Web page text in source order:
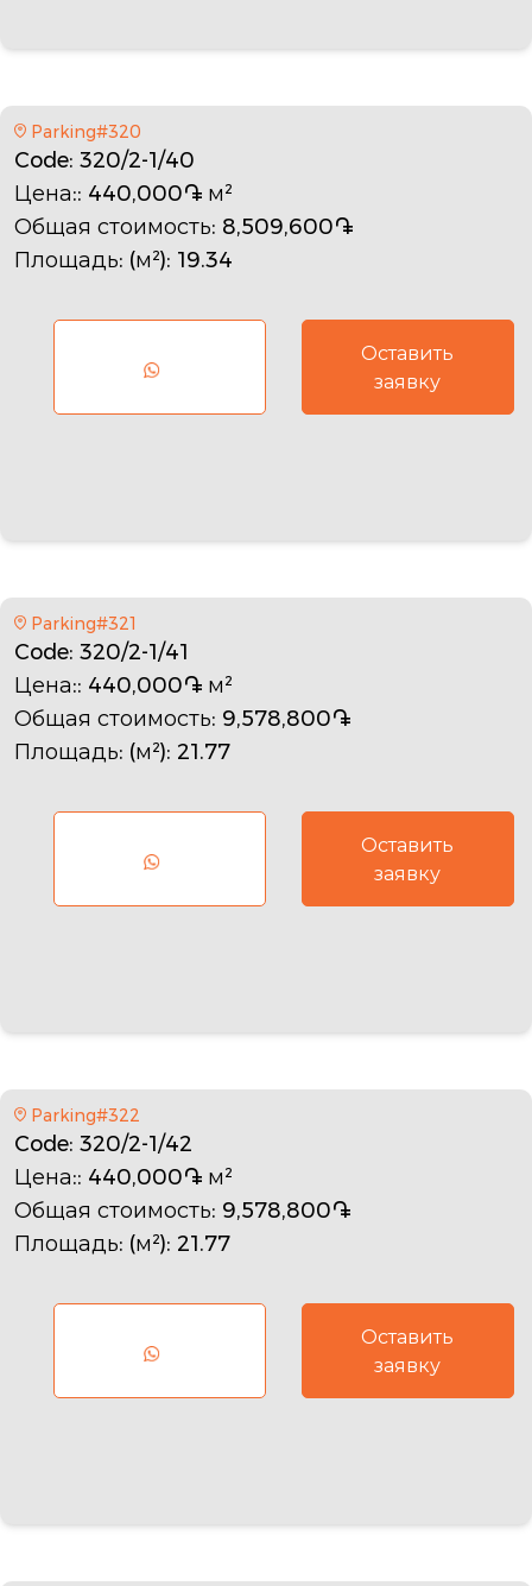
Parking#320
Code: 320/2-1/40
Цена:: 440,000֏ м²
Общая стоимость: 8,509,600֏
Площадь: (м²): 19.34
Оставить
заявку
Parking#321
Code: 320/2-1/41
Цена:: 440,000֏ м²
Общая стоимость: 9,578,800֏
Площадь: (м²): 21.77
Оставить
заявку
Parking#322
Code: 320/2-1/42
Цена:: 440,000֏ м²
Общая стоимость: 9,578,800֏
Площадь: (м²): 21.77
Оставить
заявку